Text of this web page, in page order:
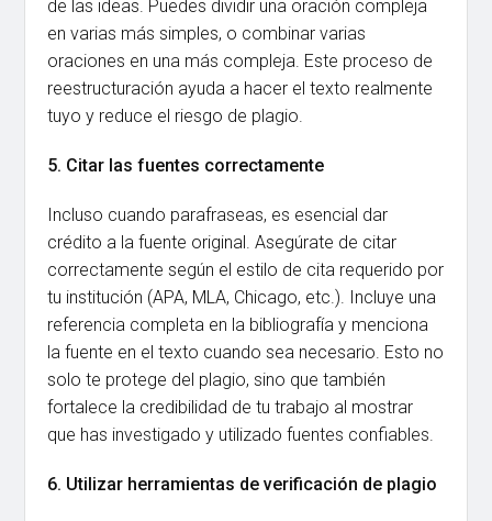
de las ideas. Puedes dividir una oración compleja
en varias más simples, o combinar varias
oraciones en una más compleja. Este proceso de
reestructuración ayuda a hacer el texto realmente
tuyo y reduce el riesgo de plagio.
5. Citar las fuentes correctamente
Incluso cuando parafraseas, es esencial dar
crédito a la fuente original. Asegúrate de citar
correctamente según el estilo de cita requerido por
tu institución (APA, MLA, Chicago, etc.). Incluye una
referencia completa en la bibliografía y menciona
la fuente en el texto cuando sea necesario. Esto no
solo te protege del plagio, sino que también
fortalece la credibilidad de tu trabajo al mostrar
que has investigado y utilizado fuentes confiables.
6. Utilizar herramientas de verificación de plagio